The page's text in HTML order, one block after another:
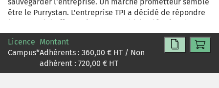
catalogue VoD d'ARTE ?
être le Purrystan. L'entreprise TPI a décidé de répondre
à un appel d'offres qui correspond à la réfection des
travaux de voiries dans une région importante de l'est
du Purrystan. Le chiffre d'affaires potentiel pourrait être
d'environ 2 milliards d'euros. C'est le premier appel
d'offres d'une longue série et cette référence sera
Licence
Campus*
Montant
Adhérents : 360,00 € HT / Non
adhérent : 720,00 € HT